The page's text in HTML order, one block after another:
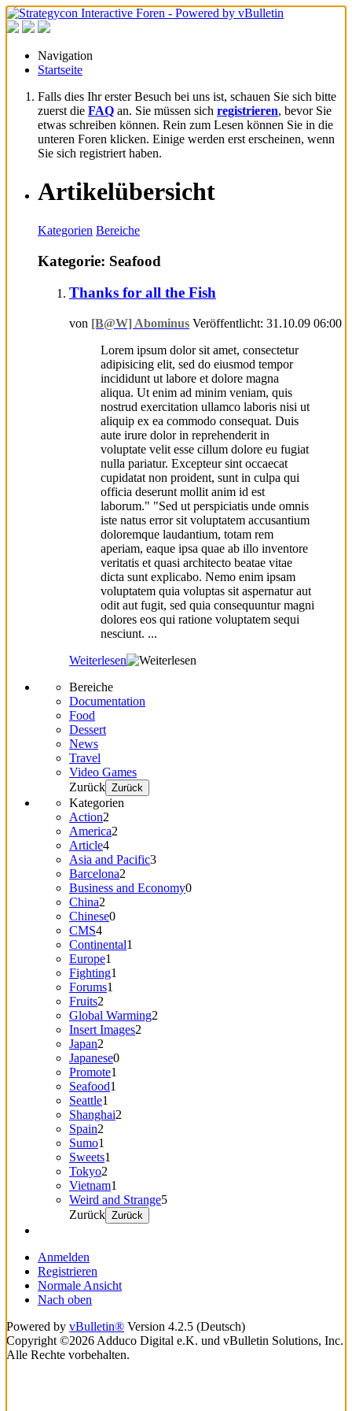
Navigation
Startseite
Falls dies Ihr erster Besuch bei uns ist, schauen Sie sich bitte
zuerst die FAQ an. Sie müssen sich registrieren, bevor Sie
etwas schreiben können. Rein zum Lesen können Sie in die
unteren Foren klicken. Einige werden erst erscheinen, wenn
Sie sich registriert haben.
Artikelübersicht
Kategorien Bereiche
Kategorie: Seafood
Thanks for all the Fish
von [B@W] Abominus Veröffentlicht: 31.10.09 06:00
Lorem ipsum dolor sit amet, consectetur
adipisicing elit, sed do eiusmod tempor
incididunt ut labore et dolore magna
aliqua. Ut enim ad minim veniam, quis
nostrud exercitation ullamco laboris nisi ut
aliquip ex ea commodo consequat. Duis
aute irure dolor in reprehenderit in
voluptate velit esse cillum dolore eu fugiat
nulla pariatur. Excepteur sint occaecat
cupidatat non proident, sunt in culpa qui
officia deserunt mollit anim id est
laborum." "Sed ut perspiciatis unde omnis
iste natus error sit voluptatem accusantium
doloremque laudantium, totam rem
aperiam, eaque ipsa quae ab illo inventore
veritatis et quasi architecto beatae vitae
dicta sunt explicabo. Nemo enim ipsam
voluptatem quia voluptas sit aspernatur aut
odit aut fugit, sed quia consequuntur magni
dolores eos qui ratione voluptatem sequi
nesciunt. ...
Weiterlesen
Bereiche
Documentation
Food
Dessert
News
Travel
Video Games
Zurück Zurück
Kategorien
Action2
America2
Article4
Asia and Pacific3
Barcelona2
Business and Economy0
China2
Chinese0
CMS4
Continental1
Europe1
Fighting1
Forums1
Fruits2
Global Warming2
Insert Images2
Japan2
Japanese0
Promote1
Seafood1
Seattle1
Shanghai2
Spain2
Sumo1
Sweets1
Tokyo2
Vietnam1
Weird and Strange5
Zurück Zurück
Anmelden
Registrieren
Normale Ansicht
Nach oben
Powered by vBulletin® Version 4.2.5 (Deutsch)
Copyright ©2026 Adduco Digital e.K. und vBulletin Solutions, Inc.
Alle Rechte vorbehalten.